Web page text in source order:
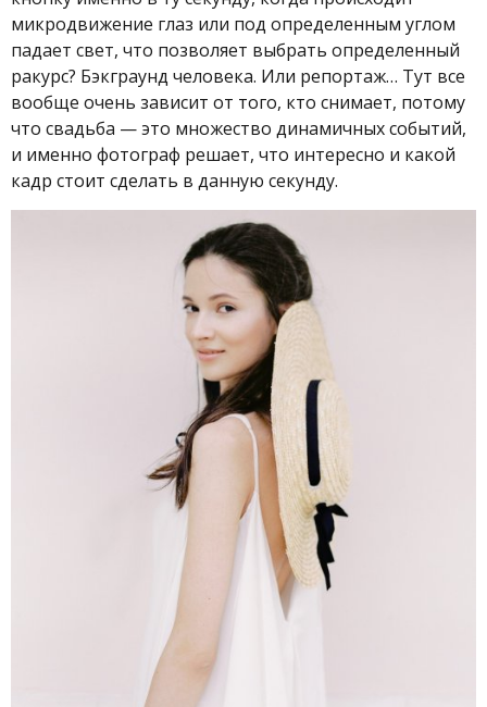
микродвижение глаз или под определенным углом
падает свет, что позволяет выбрать определенный
ракурс? Бэкграунд человека. Или репортаж… Тут все
вообще очень зависит от того, кто снимает, потому
что свадьба — это множество динамичных событий,
и именно фотограф решает, что интересно и какой
кадр стоит сделать в данную секунду.